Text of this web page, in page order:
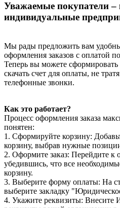
Уважаемые покупатели
индивидуальные
Мы рады предложить вам
оформления заказов с оплатой
Теперь вы можете
скачать счет для оплаты, не
телефонные звонки.
Как это работает?
Процесс оформления заказа
понятен:
1. Сформируйте корзину:
корзину, выбрав нужные
2. Оформите заказ: Перейдите к
убедившись, что все
корзину.
3. Выберите форму оплаты: На
выберите закладку
4. Укажите реквизиты: